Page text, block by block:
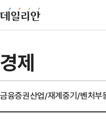
경제
금융증권산업/재계중기/벤처부